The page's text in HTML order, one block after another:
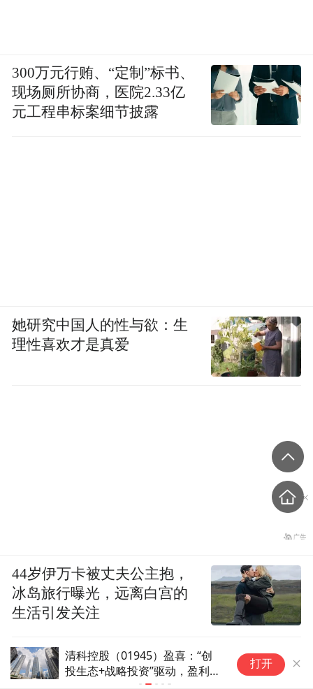
清科控股（01945）盈喜：“创
投生态+战略投资”驱动，盈利能
力持续强劲提升
打开
300万元行贿、“定制”标书、
现场厕所协商，医院2.33亿
元工程串标案细节披露
她研究中国人的性与欲：生
理性喜欢才是真爱
44岁伊万卡被丈夫公主抱，
冰岛旅行曝光，远离白宫的
生活引发关注